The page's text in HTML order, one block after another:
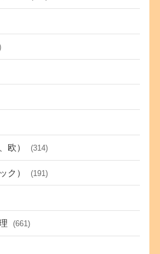
欧） (314)
ク） (191)
(661)